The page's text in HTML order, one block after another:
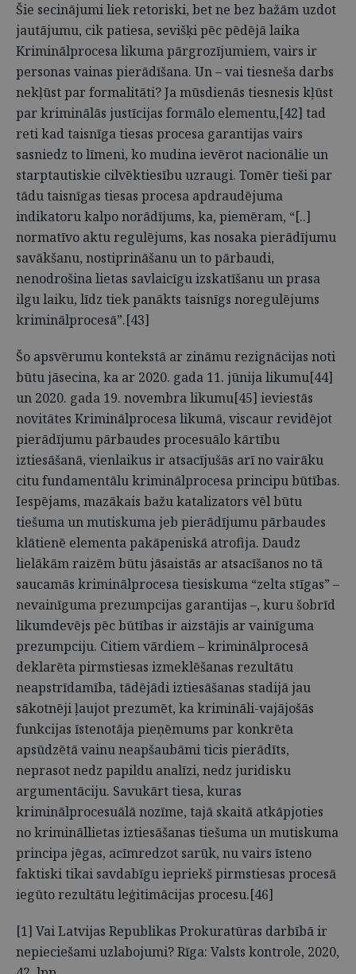
Šie secinājumi liek retoriski, bet ne bez bažām uzdot
jautājumu, cik patiesa, sevišķi pēc pēdējā laika
Kriminālprocesa likuma pārgrozījumiem, vairs ir
personas vainas pierādīšana. Un – vai tiesneša darbs
nekļūst par formalitāti? Ja mūsdienās tiesnesis kļūst
par kriminālās justīcijas formālo elementu,[42] tad
reti kad taisnīga tiesas procesa garantijas vairs
sasniedz to līmeni, ko mudina ievērot nacionālie un
starptautiskie cilvēktiesību uzraugi. Tomēr tieši par
tādu taisnīgas tiesas procesa apdraudējuma
indikatoru kalpo norādījums, ka, piemēram, “[..]
normatīvo aktu regulējums, kas nosaka pierādījumu
savākšanu, nostiprināšanu un to pārbaudi,
nenodrošina lietas savlaicīgu izskatīšanu un prasa
ilgu laiku, līdz tiek panākts taisnīgs noregulējums
kriminālprocesā”.[43]
Šo apsvērumu kontekstā ar zināmu rezignācijas noti
būtu jāsecina, ka ar 2020. gada 11. jūnija likumu[44]
un 2020. gada 19. novembra likumu[45] ieviestās
novitātes Kriminālprocesa likumā, viscaur revidējot
pierādījumu pārbaudes procesuālo kārtību
iztiesāšanā, vienlaikus ir atsacījušās arī no vairāku
citu fundamentālu kriminālprocesa principu būtības.
Iespējams, mazākais bažu katalizators vēl būtu
tiešuma un mutiskuma jeb pierādījumu pārbaudes
klātienē elementa pakāpeniskā atrofija. Daudz
lielākām raizēm būtu jāsaistās ar atsacīšanos no tā
saucamās kriminālprocesa tiesiskuma “zelta stīgas” –
nevainīguma prezumpcijas garantijas –, kuru šobrīd
likumdevējs pēc būtības ir aizstājis ar vainīguma
prezumpciju. Citiem vārdiem – kriminālprocesā
deklarēta pirmstiesas izmeklēšanas rezultātu
neapstrīdamība, tādējādi iztiesāšanas stadijā jau
sākotnēji ļaujot prezumēt, ka krimināli-vajājošās
funkcijas īstenotāja pieņēmums par konkrēta
apsūdzētā vainu neapšaubāmi ticis pierādīts,
neprasot nedz papildu analīzi, nedz juridisku
argumentāciju. Savukārt tiesa, kuras
kriminālprocesuālā nozīme, tajā skaitā atkāpjoties
no krimināllietas iztiesāšanas tiešuma un mutiskuma
principa jēgas, acīmredzot sarūk, nu vairs īsteno
faktiski tikai savdabīgu iepriekš pirmstiesas procesā
iegūto rezultātu leģitimācijas procesu.[46]
[1] Vai Latvijas Republikas Prokuratūras darbībā ir
nepieciešami uzlabojumi? Rīga: Valsts kontrole, 2020,